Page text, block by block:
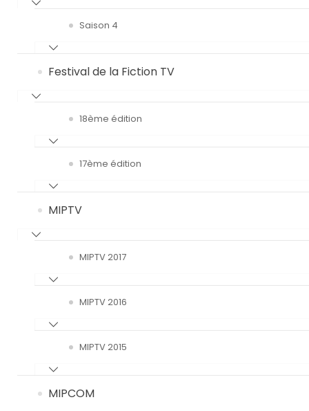
Saison 4
Festival de la Fiction TV
18ème édition
17ème édition
MIPTV
MIPTV 2017
MIPTV 2016
MIPTV 2015
MIPCOM